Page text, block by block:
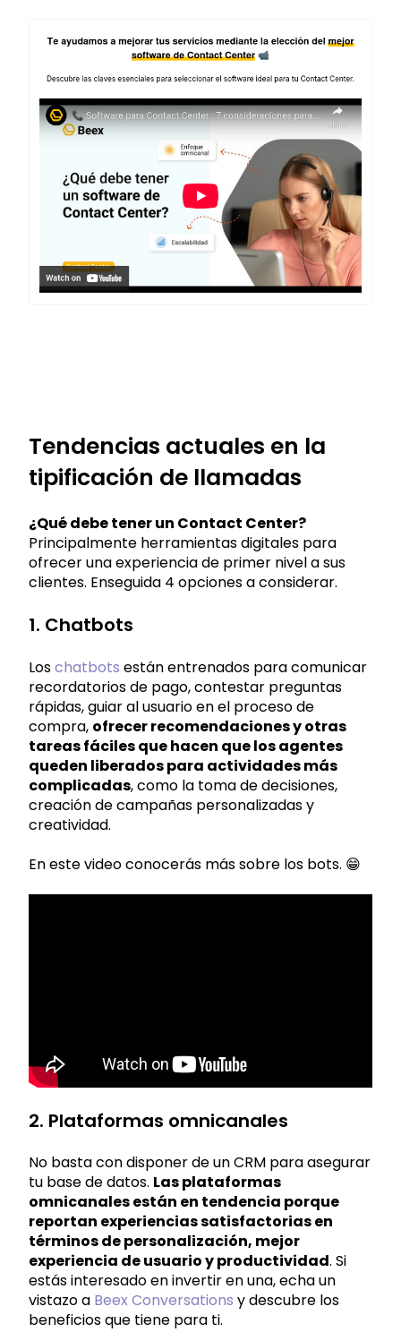
Tendencias actuales en la
tipificación de llamadas
¿Qué debe tener un Contact Center?
Principalmente herramientas digitales para
ofrecer una experiencia de primer nivel a sus
clientes. Enseguida 4 opciones a considerar.
1. Chatbots
Loschatbots están entrenados para comunicar
recordatorios de pago, contestar preguntas
rápidas, guiar al usuario en el proceso de
compra, ofrecer recomendaciones y otras
tareas fáciles que hacen que los agentes
queden liberados para actividades más
complicadas, como la toma de decisiones,
creación de campañas personalizadas y
creatividad.
En este video conocerás más sobre los bots. 😁
2. Plataformas omnicanales
No basta con disponer de un CRM para asegurar
tu base de datos. Las plataformas
omnicanales están en tendencia porque
reportan experiencias satisfactorias en
términos de personalización, mejor
experiencia de usuario y productividad. Si
estás interesado en invertir en una, echa un
vistazo a Beex Conversations y descubre los
beneficios que tiene para ti.